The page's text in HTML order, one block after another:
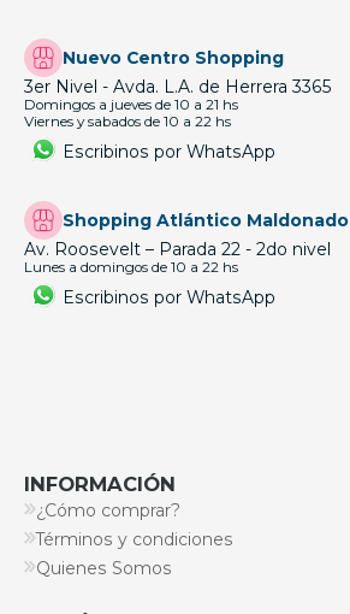
Nuevo Centro Shopping
3er Nivel - Avda. L.A. de Herrera 3365
Domingos a jueves de 10 a 21 hs
Viernes y sabados de 10 a 22 hs
Escribinos por WhatsApp
Shopping Atlántico Maldonado
Av. Roosevelt – Parada 22 - 2do nivel
Lunes a domingos de 10 a 22 hs
Escribinos por WhatsApp
INFORMACIÓN
¿Cómo comprar?
Términos y condiciones
Quienes Somos